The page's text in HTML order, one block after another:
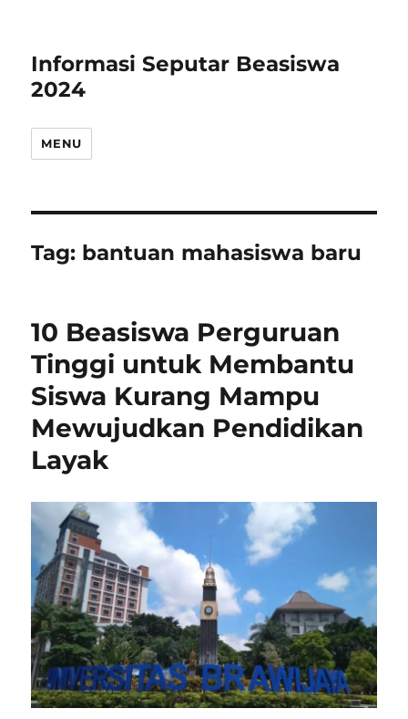
Informasi Seputar Beasiswa
2024
MENU
Tag: bantuan mahasiswa baru
10 Beasiswa Perguruan
Tinggi untuk Membantu
Siswa Kurang Mampu
Mewujudkan Pendidikan
Layak